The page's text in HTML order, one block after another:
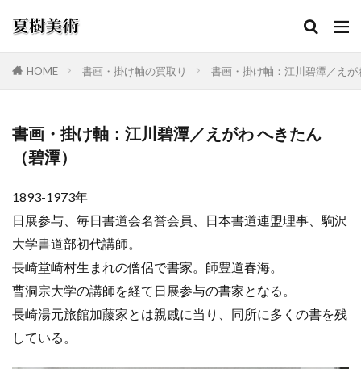
HOME 書画・掛け軸の買取り 書画・掛け軸：江川碧潭／え
書画・掛け軸：江川碧潭／えがわ へきたん
（碧潭）
1893-1973年
日展参与、毎日書道会名誉会員、日本書道連盟理事、駒沢
大学書道部初代講師。
長崎堂崎村生まれの僧侶で書家。師豊道春海。
曹洞宗大学の講師を経て日展参与の書家となる。
長崎湯元旅館加藤家とは親戚に当り、同所に多くの書を残
している。
カテゴリー